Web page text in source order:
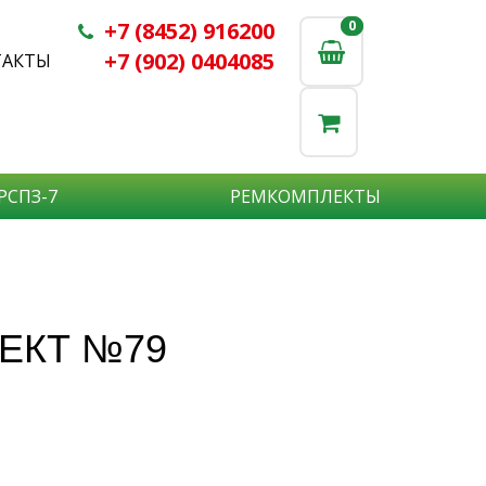
+7 (8452) 916200
+7 (902) 0404085
0
0
7 РЕМКОМПЛЕКТЫ
7
№79